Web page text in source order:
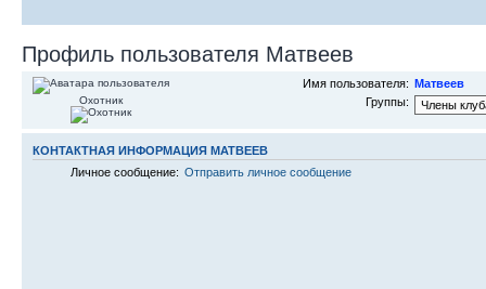
Профиль пользователя Матвеев
Охотник
Имя пользователя: Матвеев
Группы:
КОНТАКТНАЯ ИНФОРМАЦИЯ МАТВЕЕВ
Личное сообщение: Отправить личное сообщение